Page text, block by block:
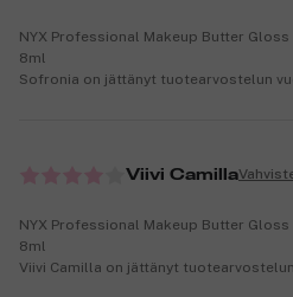
NYX Professional Makeup Butter Gloss
8ml
Sofronia on jättänyt tuotearvostelun
Viivi Camilla
NYX Professional Makeup Butter Gloss
8ml
Viivi Camilla on jättänyt